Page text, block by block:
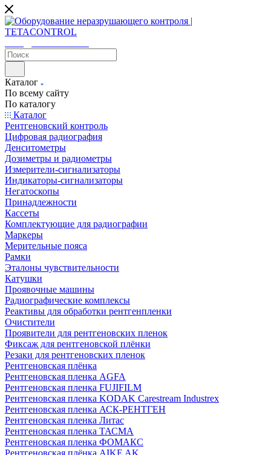
Каталог
По всему сайту
По каталогу
Каталог
Рентгеновский контроль
Цифровая радиография
Денситометры
Дозиметры и радиометры
Измерители-сигнализаторы
Индикаторы-сигнализаторы
Негатоскопы
Принадлежности
Кассеты
Комплектующие для радиографии
Маркеры
Мерительные пояса
Рамки
Эталоны чувствительности
Катушки
Проявочные машины
Радиографические комплексы
Реактивы для обработки рентгенпленки
Очистители
Проявители для рентгеновских пленок
Фиксаж для рентгеновской плёнки
Резаки для рентгеновских пленок
Рентгеновская плёнка
Рентгеновская пленка AGFA
Рентгеновская пленка FUJIFILM
Рентгеновская пленка KODAK Carestream Industrex
Рентгеновская пленка АСК-РЕНТГЕН
Рентгеновская пленка Литас
Рентгеновская пленка ТАСМА
Рентгеновская пленка ФОМАКС
Рентгеновская плёнка AIKE AK